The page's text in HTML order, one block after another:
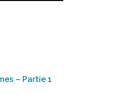
– Partie 1